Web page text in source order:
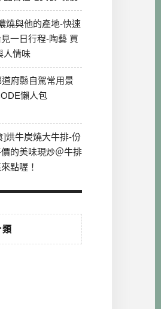
院
燒與他的產地-快速
一日行程-陶藝 買
人情味
道府縣自駕常用景
懶人包
]烘牛炭燒大牛排-份
的美味現炒＠牛排
點喔！